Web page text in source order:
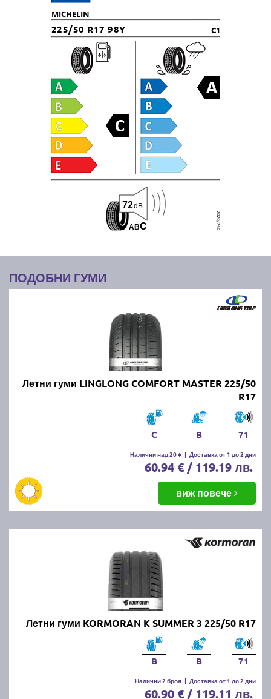
MICHELIN
225/50 R17 98Y C1
ABC
72dB
ПОДОБНИ ГУМИ
Летни гуми LINGLONG COMFORT MASTER 225/50
R17
C B 71
Налични над 20 + | Доставка от 1 до 2 дни
60.94 € / 119.19 лв.
виж повече
Летни гуми KORMORAN K SUMMER 3 225/50 R17
B B 71
Налични 2 броя | Доставка от 1 до 2 дни
60.90 € / 119.11 лв.